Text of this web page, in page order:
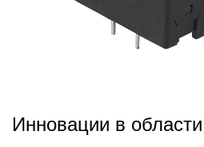
Инновации в